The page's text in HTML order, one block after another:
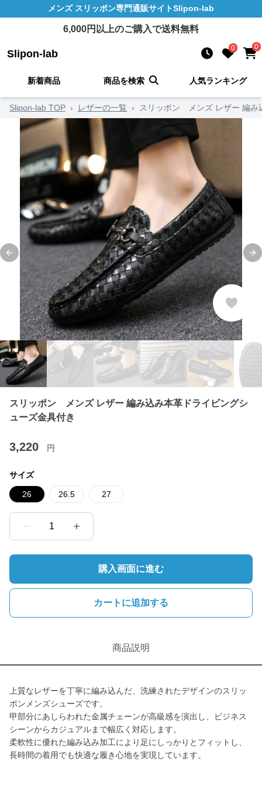
メンズ スリッポン専門通販サイトSlipon-lab
6,000円以上のご購入で送料無料
Slipon-lab 0 0
新着商品 商品を検索 人気ランキング
Slipon-lab TOP › レザーの一覧 › スリッポン メンズ レザー 編み
Previous slide
スリッポン メンズ レザー 編み込み本革ドライビングシ
ューズ金具付き
3,220 円
サイズ
26 26.5 27
1
購入画面に進む
カートに追加する
商品説明
上質なレザーを丁寧に編み込んだ、洗練されたデザインのスリッ
ポンメンズシューズです。
甲部分にあしらわれた金属チェーンが高級感を演出し、ビジネス
シーンからカジュアルまで幅広く対応します。
柔軟性に優れた編み込み加工により足にしっかりとフィットし、
長時間の着用でも快適な履き心地を実現しています。